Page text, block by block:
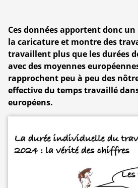
Ces données apportent donc
la caricature et montre des
travaillent plus que les durées
avec des moyennes
rapprochent peu à peu des
effective du temps travaillé
européens.